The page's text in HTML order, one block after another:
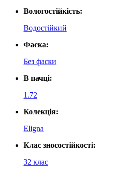
Вологостійкість:
Водостійкий
Фаска:
Без фаски
В пачці:
1.72
Колекція:
Eligna
Клас зносостійкості:
32 клас